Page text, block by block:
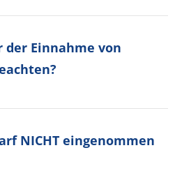
der Einnahme von
NICHT eingenommen